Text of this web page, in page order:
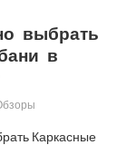
выбрать
в
Каркасные